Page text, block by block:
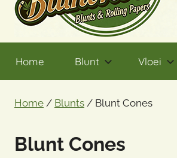
Home Blunt Vloei
Home / Blunts / Blunt Cones
Blunt Cones